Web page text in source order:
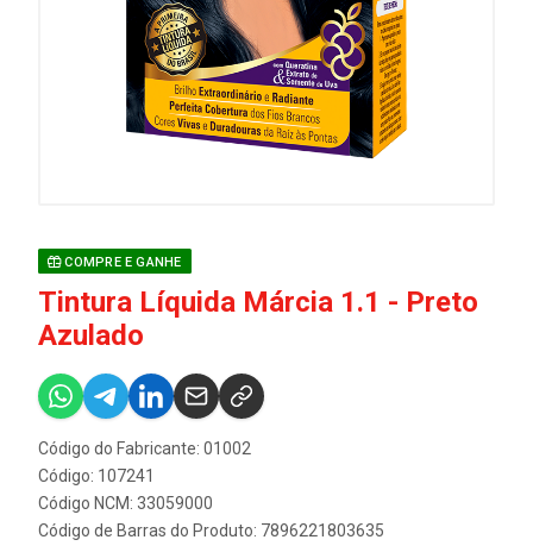
COMPRE E GANHE
Tintura Líquida Márcia 1.1 - Preto
Azulado
Código do Fabricante: 01002
Código: 107241
Código NCM: 33059000
Código de Barras do Produto: 7896221803635